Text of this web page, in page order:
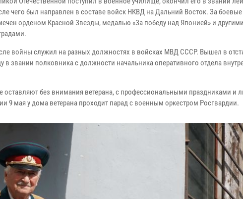
чего был направлен в составе войск НКВД на Дальний Восток. За боевые
орденом Красной Звезды, медалью «За победу над Японией» и другими
войны служил на разных должностях в войсках МВД СССР. Вышел в
в звании полковника с должности начальника оперативного отдела
оставляют без внимания ветерана, с профессиональными праздниками и
9 мая у дома ветерана проходит парад с военным оркестром Росгвардии.